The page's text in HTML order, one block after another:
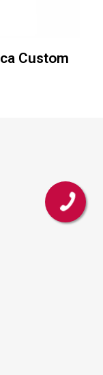
Custom